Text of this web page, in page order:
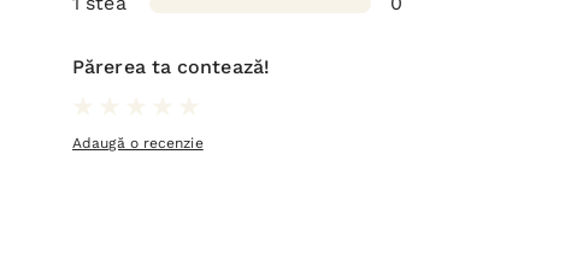
Părerea ta contează!
Adaugă o recenzie